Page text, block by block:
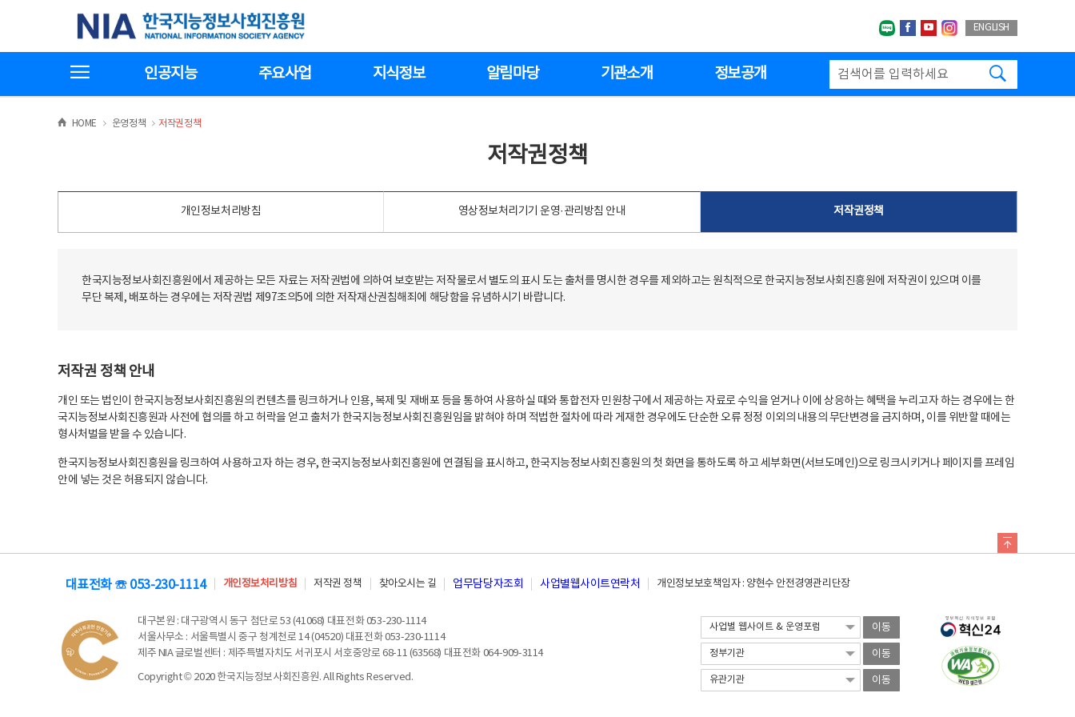
기
한국지능정보사회진흥원
네이버블로그
페이스북
유투브인스타그랩
ENGLISH
인공지능 주요사업 지식정보 알림마당 기관소개 정보공개
HOME >운영정책 >
저작권정책
저작권정책
개인정보처리방침 영상정보처리기기 운영·관리방침 안내 저작권정책
한국지능정보사회진흥원에서 제공하는 모든 자료는 저작권법에 의하여 보호받는 저작물로서 별도의 표시 도는 출처를 명시한 경우를 제외하고는 원칙적으로 한국지능정보사회진흥원에 저작권이 있으며 이를
무단 복제, 배포하는 경우에는 저작권법 제97조의5에 의한 저작재산권침해죄에 해당함을 유념하시기 바랍니다.
저작권 정책 안내
개인 또는 법인이 한국지능정보사회진흥원의 컨텐츠를 링크하거나 인용, 복제 및 재배포 등을 통하여 사용하실 때와 통합전자 민원창구에서 제공하는 자료로 수익을 얻거나 이에 상응하는 혜택을 누리고자 하는 경우에는 한
국지능정보사회진흥원과 사전에 협의를 하고 허락을 얻고 출처가 한국지능정보사회진흥원임을 밝혀야 하며 적법한 절차에 따라 게재한 경우에도 단순한 오류 정정 이외의 내용의 무단변경을 금지하며, 이를 위반할 때에는
형사처벌을 받을 수 있습니다.
한국지능정보사회진흥원을 링크하여 사용하고자 하는 경우, 한국지능정보사회진흥원에 연결됨을 표시하고, 한국지능정보사회진흥원의 첫 화면을 통하도록 하고 세부화면(서브도메인)으로 링크시키거나 페이지를 프레임
안에 넣는 것은 허용되지 않습니다.
대표전화 ☏ 053-230-1114 개인정보처리방침 저작권 정책 찾아오시는 길 업무담당자조회 사업별웹사이트연락처 개인정보보호책임자 : 양현수 안전경영관리단장
대구본원 : 대구광역시 동구 첨단로 53 (41068) 대표전화 053-230-1114
서울사무소 : 서울특별시 중구 청계천로 14 (04520) 대표전화 053-230-1114
제주 NIA 글로벌센터 : 제주특별자치도 서귀포시 서호중앙로 68-11 (63568) 대표전화 064-909-3114
Copyright © 2020 한국지능정보사회진흥원. All Rights Reserved.
이동
이동
이동